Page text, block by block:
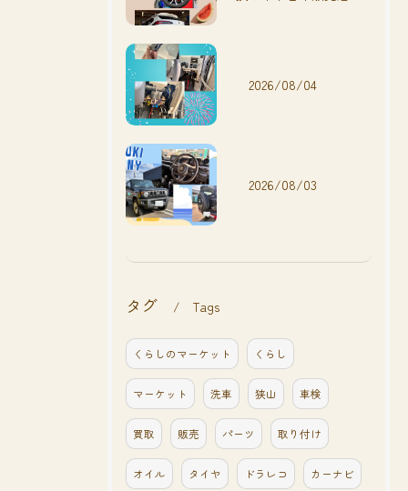
2026/08/04
2026/08/03
タグ Tags
くらしのマーケット くらし
マーケット 洗車 狭山 車検
買取 販売 パーツ 取り付け
オイル タイヤ ドラレコ カーナビ